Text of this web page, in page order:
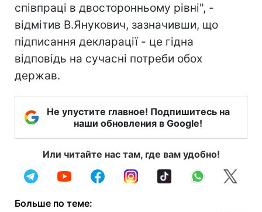
співпраці в двосторонньому рівні", -
відмітив В.Янукович, зазначивши, що
підписання декларації - це гідна
відповідь на сучасні потреби обох
держав.
Не упустите главное! Подпишитесь на
наши обновления в Google!
Или читайте нас там, где вам удобно!
Больше по теме: